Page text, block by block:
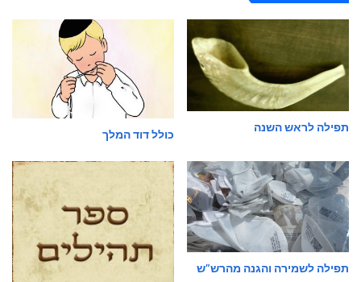
תפילה לראש השנה
כולל דוד המלך
תפילה לשמירה והגנה מהרש”ש